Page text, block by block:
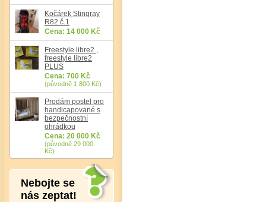
Kočárek Stingray
R82 č.1
Cena: 14 000 Kč
Freestyle libre2 ,
freestyle libre2
PLUS
Cena: 700 Kč
(původně 1 800 Kč)
Prodám postel pro
handicapované s
bezpečnostní
ohrádkou
Cena: 20 000 Kč
(původně 29 000
Kč)
Nebojte se
nás zeptat!